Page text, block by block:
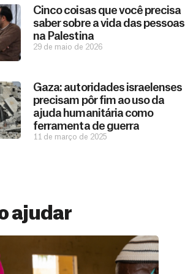
Cinco coisas que você precisa
saber sobre a vida das pessoas
na Palestina
29 de maio de 2026
Gaza: autoridades israelenses
precisam pôr fim ao uso da
ajuda humanitária como
ferramenta de guerra
11 de março de 2025
ajudar